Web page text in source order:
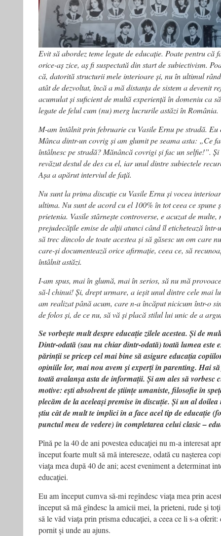
Evit să abordez teme legate de educație. Poate pentru că
orice-aș zice, aș fi suspectată din start de subiectivism.
că, datorită structurii mele interioare și, nu în ultimul
atât de dezvoltat, încă a mă distanța de sistem a devenit
acumulat și suficient de multă experiență în domeniu ca
legate de felul cum (nu) merg lucrurile astăzi în România.
M-am întâlnit prin februarie cu Vasile Ernu pe stradă. Eu
Mânca dintr-un covrig și am glumit pe seama asta: „Ce
întâlnesc pe stradă? Mănâncă covrigi și fac un selfie!”.
revăzut destul de des cu el, iar unul dintre subiectele
Așa a apărut interviul de față.
Nu sunt la prima discuție cu Vasile Ernu și vocea
ultima. Nu sunt de acord cu el 100% în tot ceea ce spune
prietenia. Vasile stârnește controverse, e acuzat de
prejudecățile emise de alții atunci când îl etichetează
să trec dincolo de toate acestea și să găsesc un om care
care-și documentează orice afirmație, ceea ce, să
întâlnit astăzi.
I-am spus, mai în glumă, mai în serios, să nu mă
să-l chinui! Și, drept urmare, a ieșit unul dintre cele mai
am realizat până acum, care n-a încăput nicicum într-o
de folos și, de ce nu, să vă și placă stilul lui unic de a
Se vorbește mult despre educație zilele acestea. Și de
Dintr-odată (sau nu chiar dintr-odată) toată lumea este
părinții se pricep cel mai bine să asigure educația
opiniile lor, mai nou avem și experți în parenting. Hai
toată avalanșa asta de informații. Și am ales să vorbesc
motive: ești absolvent de științe umaniste, filosofie în
plecăm de la aceleași premise în discuție. Și un al
știu cât de mult te implici în a face acel tip de educație
punctul meu de vedere) în completarea celui clasic –
Pînă pe la 40 de ani povestea educaţiei nu m-a interesat
început foarte mult să mă intereseze, odată cu naşterea
viaţa mea după 40 de ani; acest eveniment a determinat
educaţiei.
Eu am început cumva să-mi regîndesc viaţa mea prin
început să mă gîndesc la amicii mei, la prieteni, rude şi
să le văd viaţa prin prisma educaţiei, a ceea ce li s-a
pornit şi unde au ajuns.